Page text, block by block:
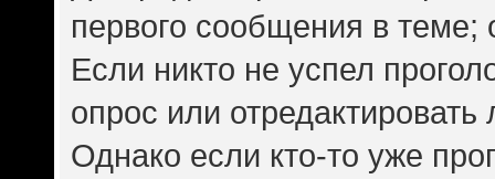
первого сообщения в теме;
Если никто не успел
опрос или
Однако если кто-то уже